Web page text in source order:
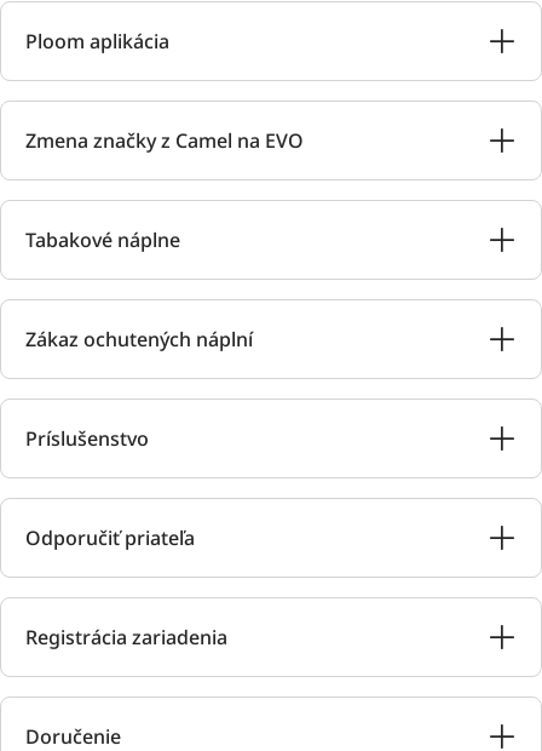
Ploom aplikácia
Zmena značky z Camel na EVO
Tabakové náplne
Zákaz ochutených náplní
Príslušenstvo
Odporučiť priateľa
Registrácia zariadenia
Doručenie